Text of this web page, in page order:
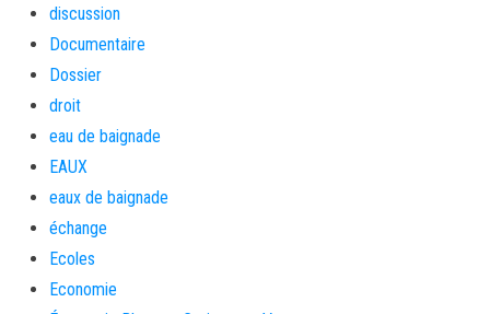
discussion
Documentaire
Dossier
droit
eau de baignade
EAUX
eaux de baignade
échange
Ecoles
Economie